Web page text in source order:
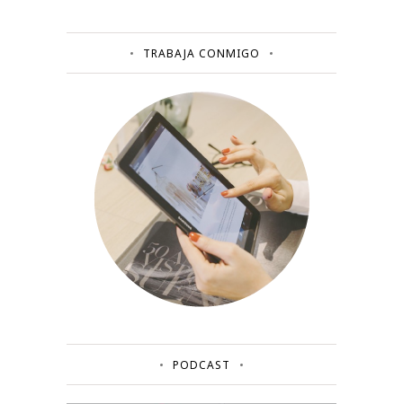
TRABAJA CONMIGO
PODCAST